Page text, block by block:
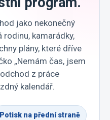
jako nekonečný
rodinu, kamarádky,
plány, které dříve
„Nemám čas, jsem
z práce
kalendář.
Potisk na přední straně